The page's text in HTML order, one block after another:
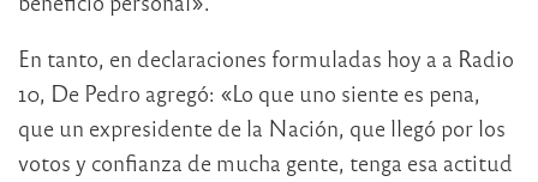
En tanto, en declaraciones formuladas hoy a a Radio
10, De Pedro agregó: «Lo que uno siente es pena,
que un expresidente de la Nación, que llegó por los
votos y confianza de mucha gente, tenga esa actitud